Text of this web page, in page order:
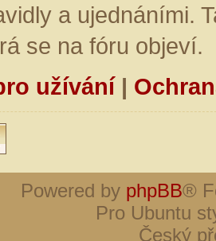
a ujednáními.
se na fóru objeví.
užívání|
Powered by phpBB®
Pro Ubuntu
Český